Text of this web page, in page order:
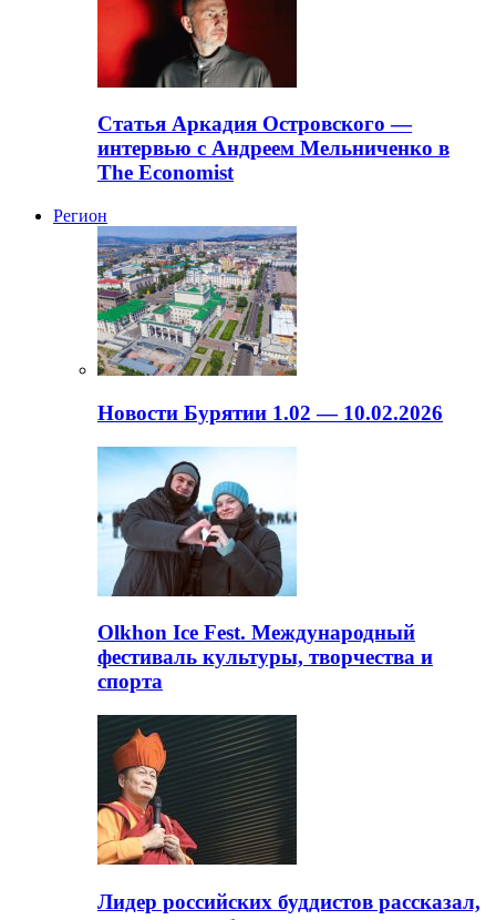
Статья Аркадия Островского —
интервью с Андреем Мельниченко в
The Economist
Регион
Новости Бурятии 1.02 — 10.02.2026
Olkhon Ice Fest. Международный
фестиваль культуры, творчества и
спорта
Лидер российских буддистов рассказал,